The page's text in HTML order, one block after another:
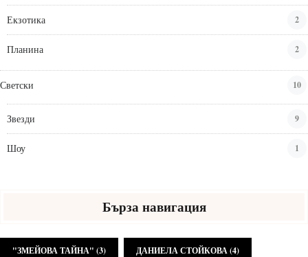
Екзотика 2
Планина 2
Светски 10
Звезди 9
Шоу 1
Бърза навигация
"ЗМЕЙОВА ТАЙНА" (3) ДАНИЕЛА СТОЙКОВА(4)